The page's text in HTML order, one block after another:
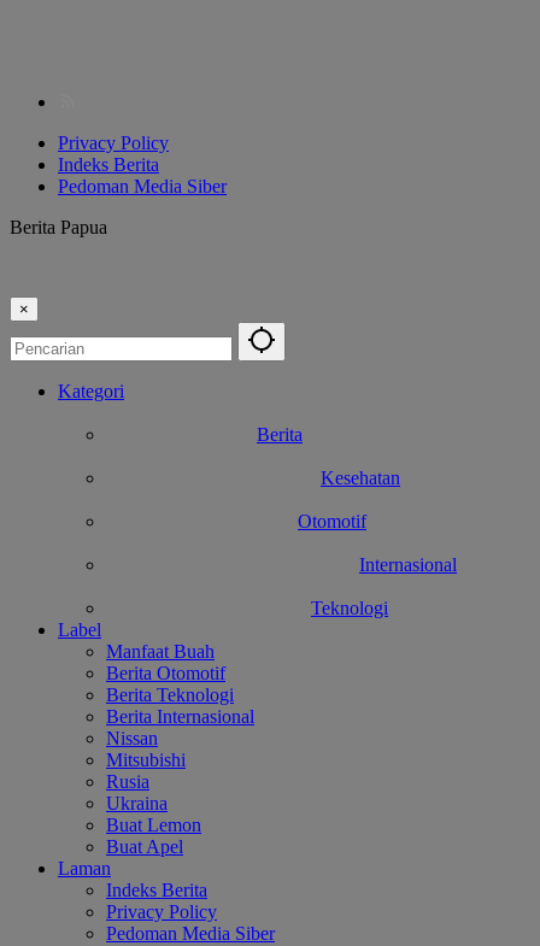
Privacy Policy
Indeks Berita
Pedoman Media Siber
Berita Papua
×
Kategori
Berita
Kesehatan
Otomotif
Internasional
Teknologi
Label
Manfaat Buah
Berita Otomotif
Berita Teknologi
Berita Internasional
Nissan
Mitsubishi
Rusia
Ukraina
Buat Lemon
Buat Apel
Laman
Indeks Berita
Privacy Policy
Pedoman Media Siber